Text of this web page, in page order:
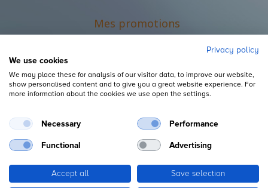
Mes promotions
Mentions légales
Privacy policy
We use cookies
We may place these for analysis of our visitor data, to improve our website,
show personalised content and to give you a great website experience. For
more information about the cookies we use open the settings.
Necessary Performance
Functional Advertising
Accept all Save selection